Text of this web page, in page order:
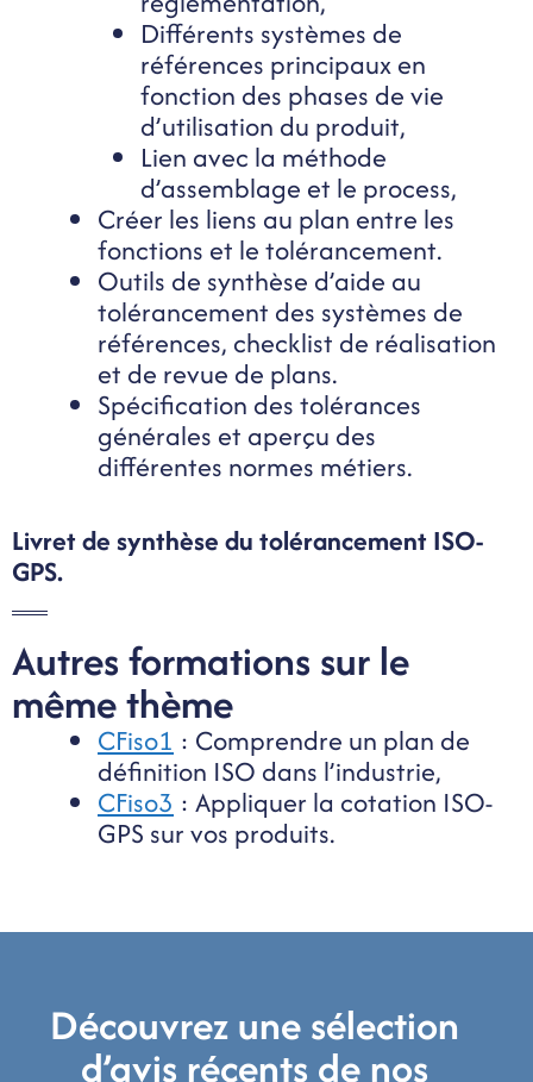
Différents systèmes de
références principaux en
fonction des phases de vie
d’utilisation du produit,
Lien avec la méthode
d’assemblage et le process,
Créer les liens au plan entre les
fonctions et le tolérancement.
Outils de synthèse d’aide au
tolérancement des systèmes de
références, checklist de réalisation
et de revue de plans.
Spécification des tolérances
générales et aperçu des
différentes normes métiers.
Livret de synthèse du tolérancement ISO-
GPS.
Autres formations sur le
même thème
CFiso1 : Comprendre un plan de
définition ISO dans l’industrie,
CFiso3 : Appliquer la cotation ISO-
GPS sur vos produits.
Découvrez une sélection
d’avis récents de nos